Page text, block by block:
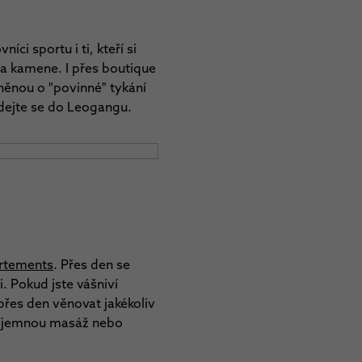
sportu i ti, kteří si
kamene. I přes boutique
o "povinné" tykání
se do Leogangu.
. Přes den se
Pokud jste vášniví
den věnovat jakékoliv
masáž nebo